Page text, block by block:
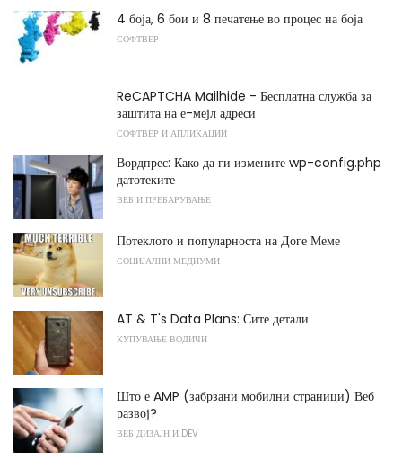
4 боја, 6 бои и 8 печатење во процес на боја
СОФТВЕР
ReCAPTCHA Mailhide - Бесплатна служба за
заштита на е-мејл адреси
СОФТВЕР И АПЛИКАЦИИ
Вордпрес: Како да ги измените wp-config.php
датотеките
ВЕБ И ПРЕБАРУВАЊЕ
Потеклото и популарноста на Доге Меме
СОЦИЈАЛНИ МЕДИУМИ
AT & T's Data Plans: Сите детали
КУПУВАЊЕ ВОДИЧИ
Што е AMP (забрзани мобилни страници) Веб
развој?
ВЕБ ДИЗАЈН И DEV